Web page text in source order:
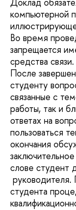
компьютерной
Во время
запрещается
средства связи.
После
студенту
связанные с
работы, так и
ответах на
пользоваться
окончания
слове студент
руководителя.
студента